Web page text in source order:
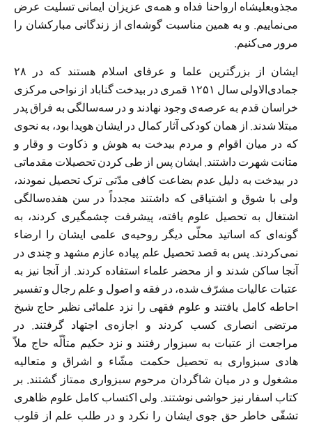
مجذوبعلیشاه ارواحنا فداه و همه‌ی عزیزان ایمانی تسلیت عرض
می‌نماییم. و به همین مناسبت گوشه‌ای از زندگانی مبارکشان را
مرور می‌کنیم.
ایشان از بزرگترین علما و عرفای اسلام هستند که در ۲۸
جمادی‌الاولی سال ۱۲۵۱ قمری در بیدخت گناباد از نواحی مركزی
خراسان قدم به عرصه‌ی وجود نهادند و در سه‌سالگی به فراق پدر
مبتلا شدند. از همان كودكی آثار كمال در ایشان هویدا بود، به نحوی
كه در میان اقوام و مردم بیدخت به هوش و ذكاوت و وقار و
متانت شهرت داشتند. ایشان پس از طی كردن تحصیلات مقدماتی
در بیدخت به دلیل عدم بضاعت كافی مدّتی ترک تحصیل نمودند،
ولی با شوق و اشتیاقی كه داشتند مجدداً در سن هفده‌سالگی
اشتغال به تحصیل علوم یافته، پیشرفت چشمگیری كردند، به
گونه‌ای كه اساتید محلّی دیگر روحیه‌ی علمی ایشان را ارضاء
نمی‌كردند. پس به قصد تحصیل علم پیاده عازم مشهد و چندی در
آنجا ساكن شدند و از محضر علماء استفاده كردند. از آنجا نیز به
عتبات عالیات مشرّف شده‌، در فقه و اصول و علم رجال و تفسیر
احاطه كامل یافتند و علوم فقهی را نزد علمائی نظیر حاج شیخ
مرتضی انصاری كسب كردند و اجازه‌ی اجتهاد گرفتند. در
مراجعت از عتبات به سبزوار رفتند و نزد حكیم متألّه حاج ملاّ
هادی سبزواری به تحصیل حكمت مشّاء و اشراق و متعالیه
مشغول و در میان شاگردان مرحوم سبزواری ممتاز گشتند. بر
كتاب اسفار نیز حواشی نوشتند. ولی اكتساب كامل علوم ظاهری
تشفّی خاطر حق جوی ایشان را نكرد و در طلب علم از قلوب